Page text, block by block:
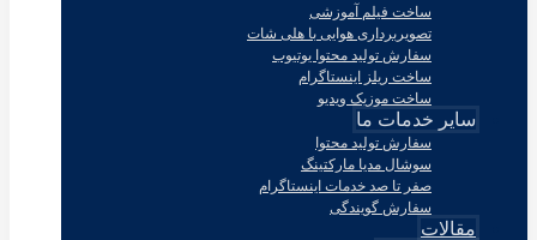
ساخت فیلم آموزشی
تصویربرداری هوایی با هلی شات
سفارش تولید محتوا یوتیوب
ساخت ریلز اینستاگرام
ساخت موزیک ویدیو
سایر خدمات ما
سفارش تولید محتوا
سوشال مدیا مارکتینگ
صفر تا صد خدمات اینستاگرام
سفارش گویندگی
مقالات